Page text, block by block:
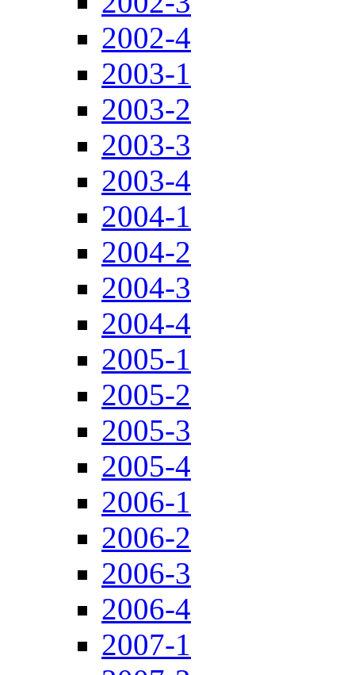
2002-4
2003-1
2003-2
2003-3
2003-4
2004-1
2004-2
2004-3
2004-4
2005-1
2005-2
2005-3
2005-4
2006-1
2006-2
2006-3
2006-4
2007-1